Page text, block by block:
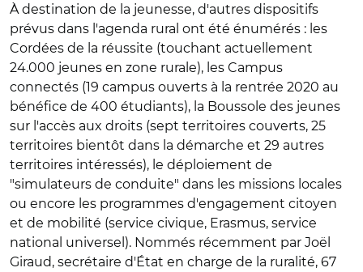
À destination de la jeunesse, d'autres dispositifs
prévus dans l'agenda rural ont été énumérés : les
Cordées de la réussite (touchant actuellement
24.000 jeunes en zone rurale), les Campus
connectés (19 campus ouverts à la rentrée 2020 au
bénéfice de 400 étudiants), la Boussole des jeunes
sur l'accès aux droits (sept territoires couverts, 25
territoires bientôt dans la démarche et 29 autres
territoires intéressés), le déploiement de
"simulateurs de conduite" dans les missions locales
ou encore les programmes d'engagement citoyen
et de mobilité (service civique, Erasmus, service
national universel). Nommés récemment par Joël
Giraud, secrétaire d'État en charge de la ruralité, 67